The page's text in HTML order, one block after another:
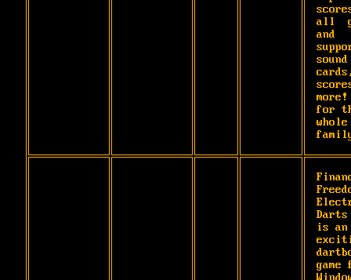
all
and
sound
more!
for
whole
Darts
is an
game